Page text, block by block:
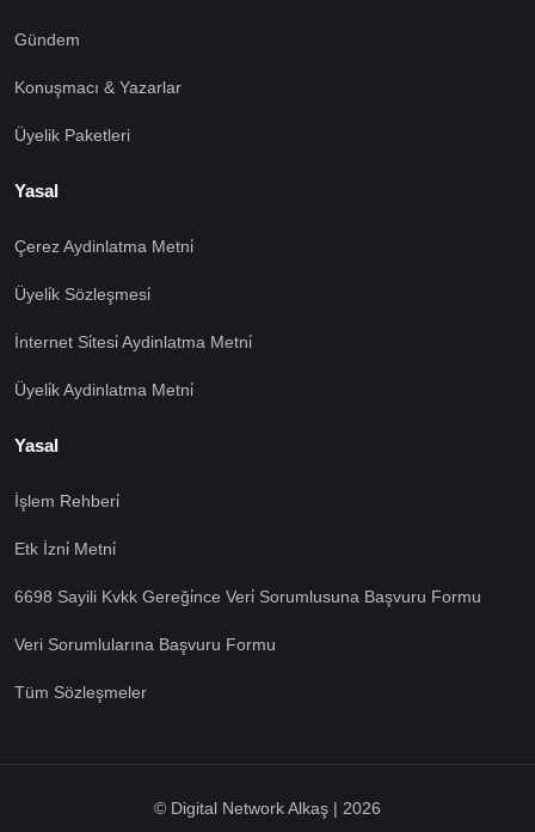
Gündem
Konuşmacı & Yazarlar
Üyelik Paketleri
Yasal
Çerez Aydinlatma Metni̇
Üyeli̇k Sözleşmesi̇
İnternet Si̇tesi̇ Aydinlatma Metni̇
Üyeli̇k Aydinlatma Metni̇
Yasal
İşlem Rehberi̇
Etk İzni̇ Metni̇
6698 Sayili Kvkk Gereği̇nce Veri̇ Sorumlusuna Başvuru Formu
Veri Sorumlularına Başvuru Formu
Tüm Sözleşmeler
© Digital Network Alkaş | 2026
şekilde çerezler kullanmaktayız. Çerezleri nasıl
inceleyebilirsiniz Bu siteye giriş yaparak çerez
Tümü Red